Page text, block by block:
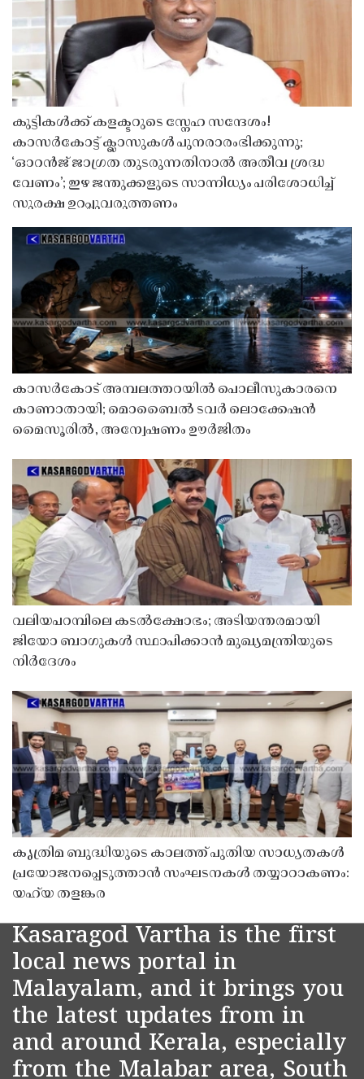
കുട്ടികൾക്ക് കളക്ടറുടെ സ്നേഹ സന്ദേശം!
കാസർകോട്ട് ക്ലാസുകൾ പുനരാരംഭിക്കുന്നു;
‘ഓറൻജ് ജാഗ്രത തുടരുന്നതിനാൽ അതീവ ശ്രദ്ധ
വേണം’; ഇഴ ജന്തുക്കളുടെ സാന്നിധ്യം പരിശോധിച്ച്
സുരക്ഷ ഉറപ്പുവരുത്തണം
കാസർകോട് അമ്പലത്തറയിൽ പൊലീസുകാരനെ
കാണാതായി; മൊബൈൽ ടവർ ലൊക്കേഷൻ
മൈസൂരിൽ, അന്വേഷണം ഊർജിതം
വലിയപറമ്പിലെ കടൽക്ഷോഭം; അടിയന്തരമായി
ജിയോ ബാഗുകൾ സ്ഥാപിക്കാൻ മുഖ്യമന്ത്രിയുടെ
നിർദേശം
കൃത്രിമ ബുദ്ധിയുടെ കാലത്ത് പുതിയ സാധ്യതകൾ
പ്രയോജനപ്പെടുത്താൻ സംഘടനകൾ തയ്യാറാകണം:
യഹ്‌യ തളങ്കര
Kasaragod Vartha is the first
local news portal in
Malayalam, and it brings you
the latest updates from in
and around Kerala, especially
from the Malabar area, South